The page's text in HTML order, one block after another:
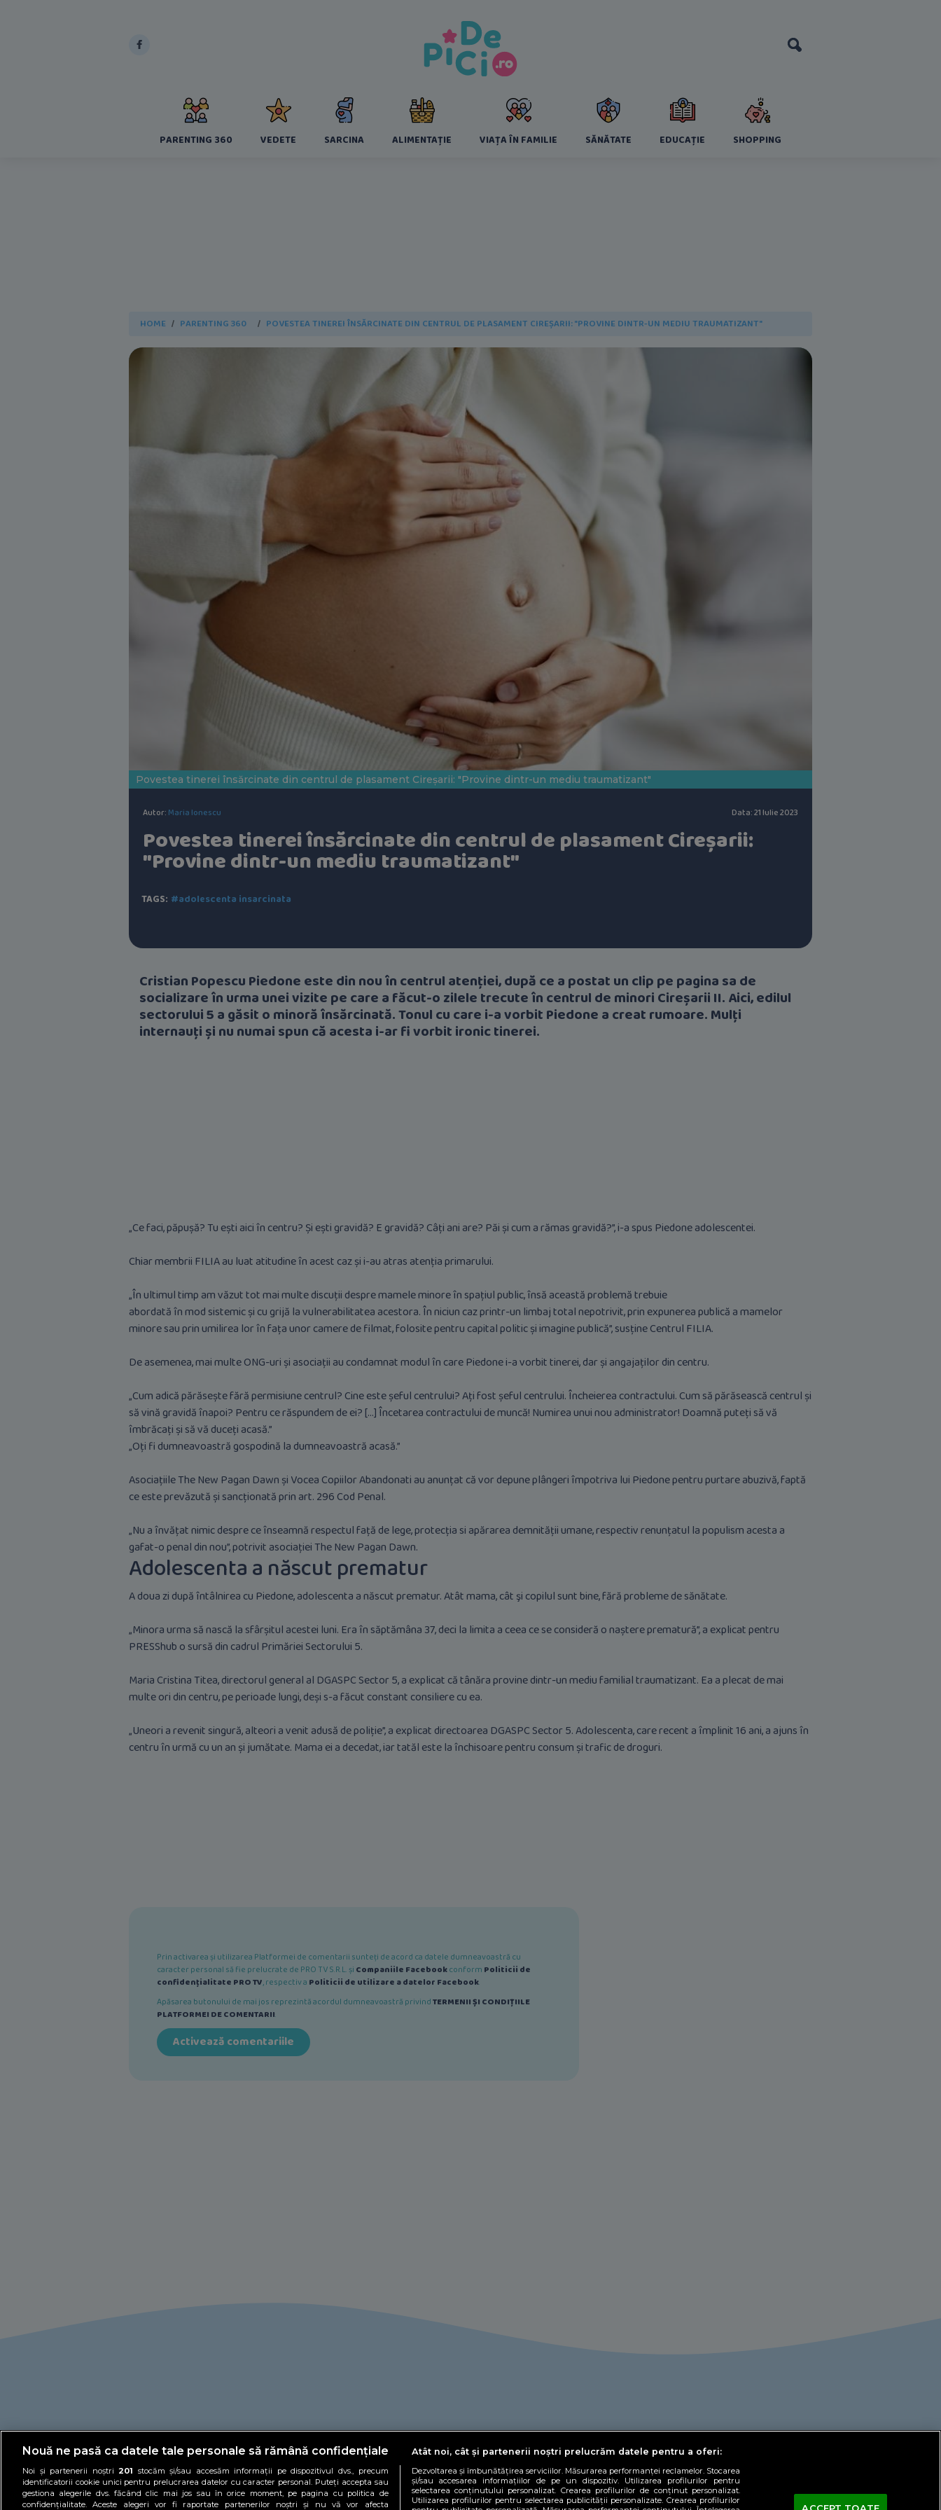
PARENTING 360 VEDETE SARCINA ALIMENTAȚIE VIAȚA ÎN FAMILIE SĂNĂTATE EDUCAȚIE SHOPPING
HOME PARENTING 360 POVESTEA TINEREI ÎNSĂRCINATE DIN CENTRUL DE PLASAMENT CIREȘARII: "PROVINE DINTR-UN MEDIU TRAUMATIZANT"
Povestea tinerei însărcinate din centrul de plasament Cireșarii: "Provine dintr-un mediu traumatizant"
Autor: Maria Ionescu Data: 21 Iulie 2023
Povestea tinerei însărcinate din centrul de plasament Cireșarii:
"Provine dintr-un mediu traumatizant"
TAGS: #adolescenta insarcinata
Cristian Popescu Piedone este din nou în centrul atenției, după ce a postat un clip pe pagina sa de
socializare în urma unei vizite pe care a făcut-o zilele trecute în centrul de minori Cireșarii II. Aici, edilul
sectorului 5 a găsit o minoră însărcinată. Tonul cu care i-a vorbit Piedone a creat rumoare. Mulți
internauți și nu numai spun că acesta i-ar fi vorbit ironic tinerei.
„Ce faci, păpușă? Tu ești aici în centru? Și ești gravidă? E gravidă? Câți ani are? Păi și cum a rămas gravidă?”, i-a spus Piedone adolescentei.
Chiar membrii FILIA au luat atitudine în acest caz și i-au atras atenția primarului.
„În ultimul timp am văzut tot mai multe discuții despre mamele minore în spațiul public, însă această problemă trebuie
abordată în mod sistemic și cu grijă la vulnerabilitatea acestora. În niciun caz printr-un limbaj total nepotrivit, prin expunerea publică a mamelor
minore sau prin umilirea lor în fața unor camere de filmat, folosite pentru capital politic și imagine publică”, susține Centrul FILIA.
De asemenea, mai multe ONG-uri și asociații au condamnat modul în care Piedone i-a vorbit tinerei, dar și angajaților din centru.
„Cum adică părăsește fără permisiune centrul? Cine este șeful centrului? Ați fost șeful centrului. Încheierea contractului. Cum să părăsească centrul și
să vină gravidă înapoi? Pentru ce răspundem de ei? [...] Încetarea contractului de muncă! Numirea unui nou administrator! Doamnă puteți să vă
îmbrăcați și să vă duceți acasă.”
„Oți fi dumneavoastră gospodină la dumneavoastră acasă.”
Asociațiile The New Pagan Dawn și Vocea Copiilor Abandonati au anunțat că vor depune plângeri împotriva lui Piedone pentru purtare abuzivă, faptă
ce este prevăzută și sancționată prin art. 296 Cod Penal.
„Nu a învățat nimic despre ce înseamnă respectul față de lege, protecția si apărarea demnității umane, respectiv renunțatul la populism acesta a
gafat-o penal din nou”, potrivit asociației The New Pagan Dawn.
Adolescenta a născut prematur
A doua zi după întâlnirea cu Piedone, adolescenta a născut prematur. Atât mama, cât şi copilul sunt bine, fără probleme de sănătate.
„Minora urma să nască la sfârșitul acestei luni. Era în săptămâna 37, deci la limita a ceea ce se consideră o naștere prematură”, a explicat pentru
PRESShub o sursă din cadrul Primăriei Sectorului 5.
Maria Cristina Titea, directorul general al DGASPC Sector 5, a explicat că tânăra provine dintr-un mediu familial traumatizant. Ea a plecat de mai
multe ori din centru, pe perioade lungi, deși s-a făcut constant consiliere cu ea.
„Uneori a revenit singură, alteori a venit adusă de poliție”, a explicat directoarea DGASPC Sector 5. Adolescenta, care recent a împlinit 16 ani, a ajuns în
centru în urmă cu un an și jumătate. Mama ei a decedat, iar tatăl este la închisoare pentru consum și trafic de droguri.
Prin activarea și utilizarea Platformei de comentarii sunteți de acord ca datele dumneavoastră cu
caracter personal să fie prelucrate de PRO TV S.R.L. și Companiile Facebookconform Politicii de
confidențialitate PRO TV, respectiv a Politicii de utilizare a datelor Facebook.
Apăsarea butonului de mai jos reprezintă acordul dumneavoastră privindTERMENII ȘI CONDIȚIILE
PLATFORMEI DE COMENTARII.
Activează comentariile
Nouă ne pasă ca datele tale personale să rămână confidențiale
Noi și partenerii noștri201 stocăm și/sau accesăm informații pe dispozitivul dvs., precum
identificatorii cookie unici pentru prelucrarea datelor cu caracter personal. Puteți accepta sau
gestiona alegerile dvs. făcând clic mai jos sau în orice moment, pe pagina cu politica de
confidențialitate. Aceste alegeri vor fi raportate partenerilor noștri și nu vă vor afecta
Atât noi, cât și partenerii noștri prelucrăm datele pentru a oferi:
Dezvoltarea și îmbunătățirea serviciilor. Măsurarea performanței reclamelor. Stocarea
și/sau accesarea informațiilor de pe un dispozitiv. Utilizarea profilurilor pentru
selectarea conținutului personalizat. Crearea profilurilor de conținut personalizat.
Utilizarea profilurilor pentru selectarea publicității personalizate. Crearea profilurilor